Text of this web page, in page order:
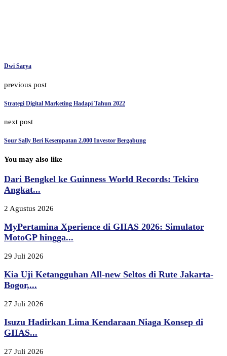
Dwi Sarya
previous post
Strategi Digital Marketing Hadapi Tahun 2022
next post
Sour Sally Beri Kesempatan 2.000 Investor Bergabung
You may also like
Dari Bengkel ke Guinness World Records: Tekiro
Angkat...
2 Agustus 2026
MyPertamina Xperience di GIIAS 2026: Simulator
MotoGP hingga...
29 Juli 2026
Kia Uji Ketangguhan All-new Seltos di Rute Jakarta-
Bogor,...
27 Juli 2026
Isuzu Hadirkan Lima Kendaraan Niaga Konsep di
GIIAS...
27 Juli 2026